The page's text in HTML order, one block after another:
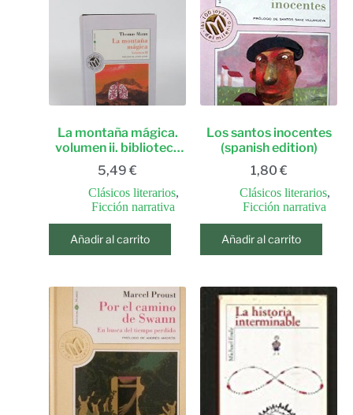
La montaña mágica.
volumen ii. biblioteca
el mundo
5,49 €
Clásicos literarios,
Ficción narrativa
Añadir al carrito
Los santos inocentes
(spanish edition)
1,80 €
Clásicos literarios,
Ficción narrativa
Añadir al carrito